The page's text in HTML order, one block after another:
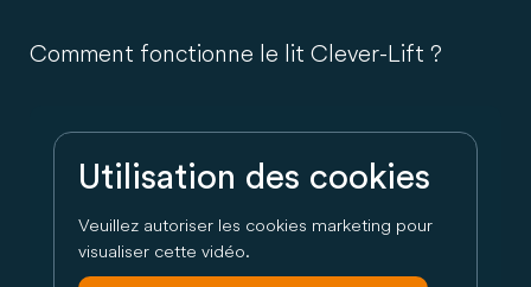
Comment fonctionne le lit Clever-Lift ?
Utilisation des cookies
Veuillez autoriser les cookies marketing pour
visualiser cette vidéo.